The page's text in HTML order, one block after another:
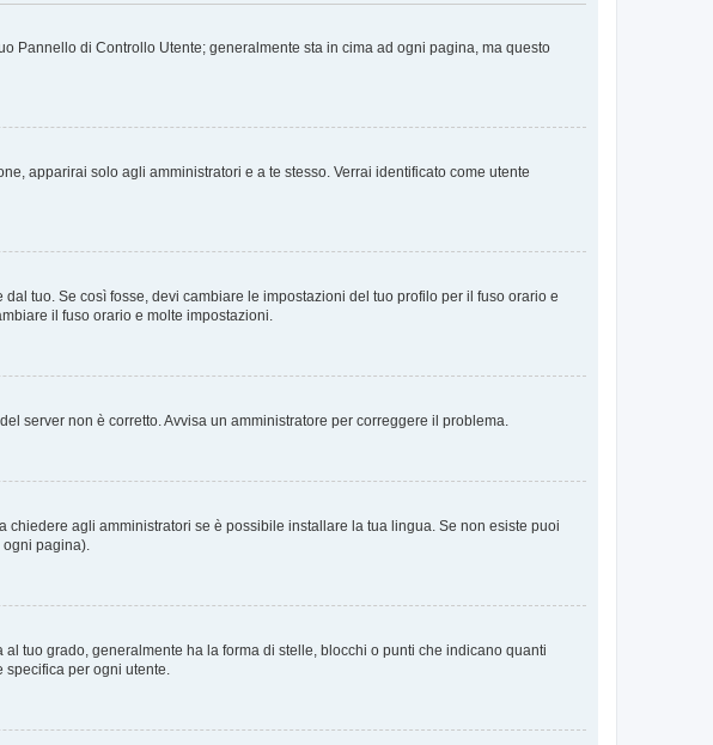
Pannello di Controllo Utente; generalmente sta in cima ad ogni pagina, ma questo
apparirai solo agli amministratori e a te stesso. Verrai identificato come utente
tuo. Se così fosse, devi cambiare le impostazioni del tuo profilo per il fuso orario e
il fuso orario e molte impostazioni.
server non è corretto. Avvisa un amministratore per correggere il problema.
agli amministratori se è possibile installare la tua lingua. Se non esiste puoi
pagina).
tuo grado, generalmente ha la forma di stelle, blocchi o punti che indicano quanti
per ogni utente.